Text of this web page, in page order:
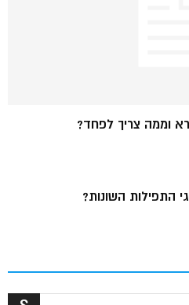
וממה צריך לפחד?
התפילות השונות?